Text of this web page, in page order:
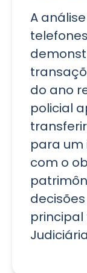
A
do ano
policial
para
com o